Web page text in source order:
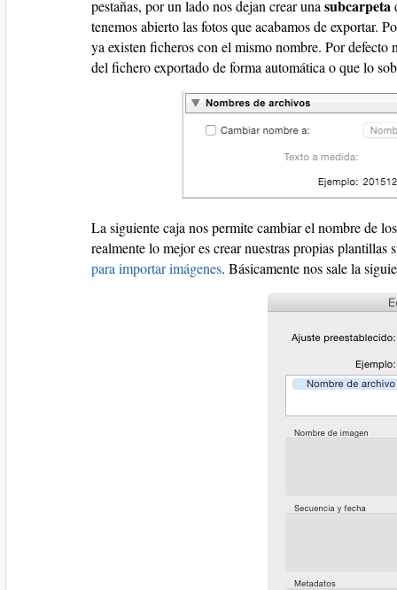
pestañas, por un lado nos dejan crear una subcarpeta
tenemos abierto las fotos que acabamos de exportar.
ya existen ficheros con el mismo nombre. Por
del fichero exportado de forma automática o que lo
La siguiente caja nos permite cambiar el nombre de
realmente lo mejor es crear nuestras propias plantillas
para importar imágenes. Básicamente nos sale la